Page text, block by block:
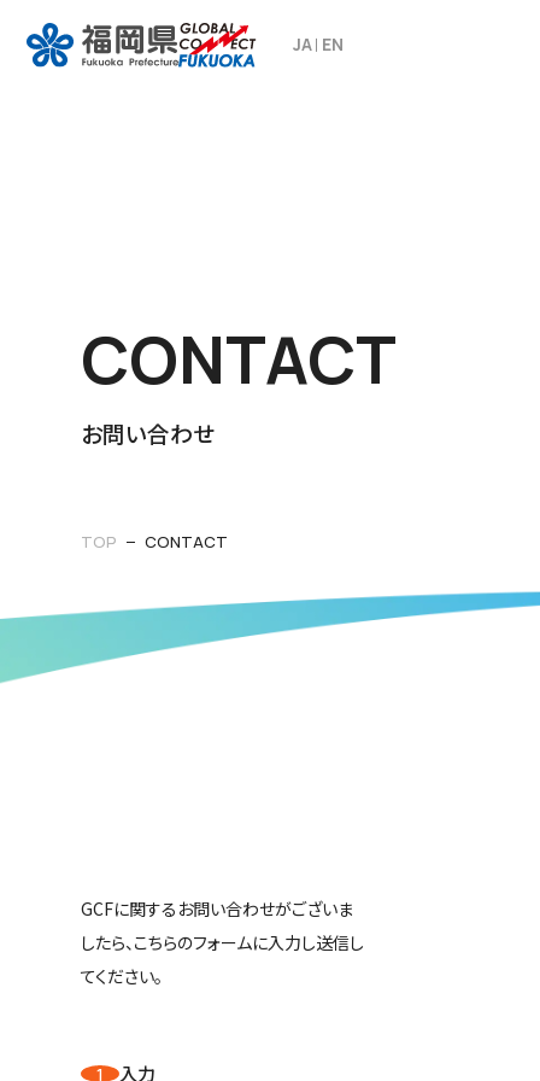
JA EN
CONTACT
お問い合わせ
TOP CONTACT
GCFに関するお問い合わせがございま
したら、こちらのフォームに入力し送信し
てください。
1 入力